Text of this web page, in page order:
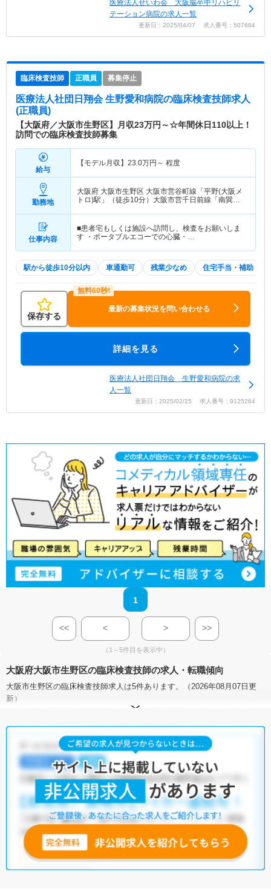
医療法人せいわ会 大阪脳卒中リハビリ
テーション病院の求人一覧
更新日：2025/04/07 求人番号：507684
臨床検査技師 正職員 募集停止
医療法人社団日翔会 生野愛和病院の臨床検査技師求人
(正職員)
【大阪府／大阪市生野区】月収23万円～☆年間休日110以上！
訪問での臨床検査技師募集
給与
【モデル月収】 23.0万円～ 程度
勤務地
大阪府 大阪市生野区 大阪市営谷町線「平野(大阪メ
トロ)駅」（徒歩10分）大阪市営千日前線「南巽
仕事内容
■患者宅もしくは施設へ訪問し、検査をお願いしま
す ・ポータブルエコーでの心臓・…
駅から徒歩10分以内 車通勤可 残業少なめ 住宅手当・補助
保存する
最新の募集状況を問い合わせる
詳細を見る
医療法人社団日翔会 生野愛和病院の求
人一覧
更新日：2025/02/25 求人番号：9125264
1
<< < > >>
（1～5件目を表示中）
大阪府大阪市生野区の臨床検査技師の求人・転職傾向
大阪市生野区の臨床検査技師求人は5件あります。（2026年08月07日更
新）
サイト上に掲載されている求人の他に、
う求人を提案させていただきます。
大阪市生野区の臨床検査技師求人では以下のような条件が人気です。
土日祝休・積極採用中・残業少なめ・正社員(正職員)
・クリニック
他の条件でも人気の求人がございますので、「こだわり条件」から検索
いただくか、お気軽にお問い合わせください。
全国の臨床検査技師求人
無料転職支援サービス
にお申し込みいただくと、ご希望条件をヒアリン
グした上で求人をご提案いたします。